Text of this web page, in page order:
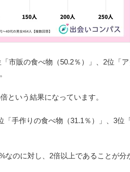
市販の食べ物（50.2％）」、2位「ア
という結果になっています。
手作りの食べ物（31.1％）」、3位
なのに対し、2倍以上であることが分